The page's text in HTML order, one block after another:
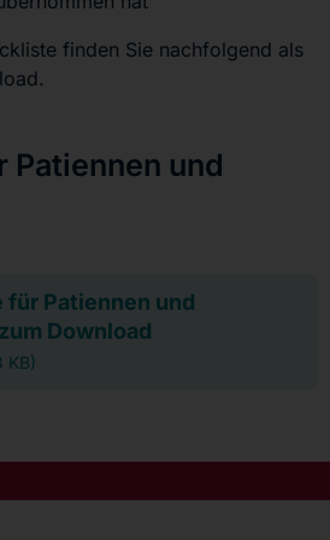
finden Sie nachfolgend als
und
für Patiennen und
Download
KB)